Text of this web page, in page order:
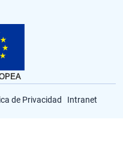
de Privacidad Intranet